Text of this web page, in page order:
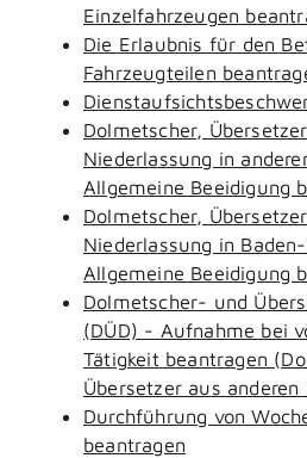
Einzelfahrzeugen
Die Erlaubnis für den
Fahrzeugteilen
Dolmetscher,
Niederlassung in
Allgemeine Beeidigung
Dolmetscher,
Niederlassung in
Allgemeine Beeidigung
Dolmetscher- und
(DÜD) - Aufnahme bei
Tätigkeit beantragen
Übersetzer aus
Durchführung von
beantragen